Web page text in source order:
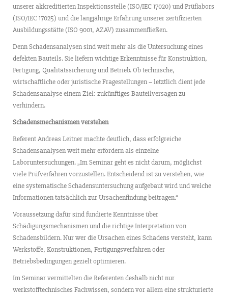
unserer akkreditierten Inspektionsstelle (ISO/IEC 17020) und Prüflabors
(ISO/IEC 17025) und die langjährige Erfahrung unserer zertifizierten
Ausbildungsstätte (ISO 9001, AZAV) zusammenfließen.
Denn Schadensanalysen sind weit mehr als die Untersuchung eines
defekten Bauteils. Sie liefern wichtige Erkenntnisse für Konstruktion,
Fertigung, Qualitätssicherung und Betrieb. Ob technische,
wirtschaftliche oder juristische Fragestellungen – letztlich dient jede
Schadensanalyse einem Ziel: zukünftiges Bauteilversagen zu
verhindern.
Schadensmechanismen verstehen
Referent Andreas Leitner machte deutlich, dass erfolgreiche
Schadensanalysen weit mehr erfordern als einzelne
Laboruntersuchungen. „Im Seminar geht es nicht darum, möglichst
viele Prüfverfahren vorzustellen. Entscheidend ist zu verstehen, wie
eine systematische Schadensuntersuchung aufgebaut wird und welche
Informationen tatsächlich zur Ursachenfindung beitragen.“
Voraussetzung dafür sind fundierte Kenntnisse über
Schädigungsmechanismen und die richtige Interpretation von
Schadensbildern. Nur wer die Ursachen eines Schadens versteht, kann
Werkstoffe, Konstruktionen, Fertigungsverfahren oder
Betriebsbedingungen gezielt optimieren.
Im Seminar vermittelten die Referenten deshalb nicht nur
werkstofftechnisches Fachwissen, sondern vor allem eine strukturierte